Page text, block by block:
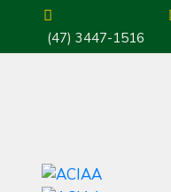
(47) 3447-1516